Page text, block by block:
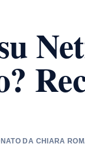
DA CHIARA